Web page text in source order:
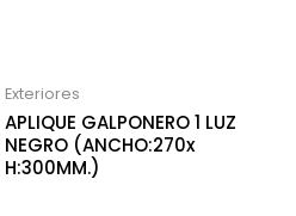
Exteriores
APLIQUE GALPONERO 1 LUZ
NEGRO (ANCHO:270x
H:300MM.)